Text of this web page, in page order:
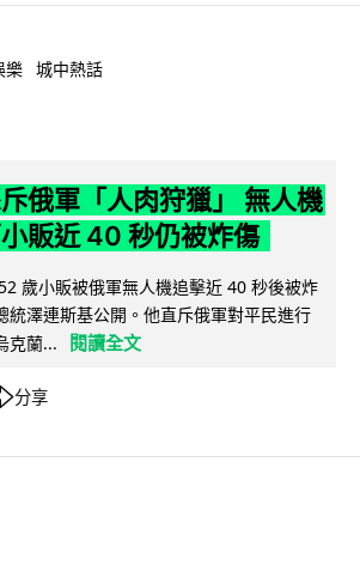
樂 城中熱話
俄軍「人肉狩獵」 無人機
販近 40 秒仍被炸傷
歲小販被俄軍無人機追擊近 40 秒後被炸
統澤連斯基公開。他直斥俄軍對平民進行
克蘭...
閱讀全文
分享